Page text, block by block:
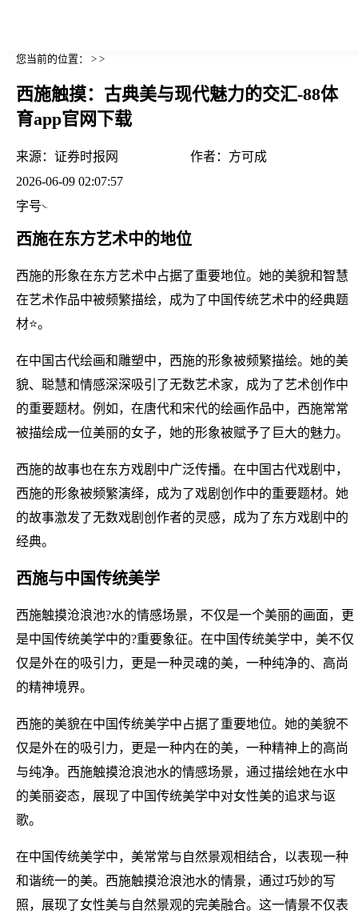
您当前的位置： > >
西施触摸：古典美与现代魅力的交汇-88体
育app官网下载
来源： 证券时报网 作者： 方可成
2026-06-09 02:07:57
字号
西施在东方艺术中的地位
西施的形象在东方艺术中占据了重要地位。她的美貌和智慧
在艺术作品中被频繁描绘，成为了中国传统艺术中的经典题
材⭐。
在中国古代绘画和雕塑中，西施的形象被频繁描绘。她的美
貌、聪慧和情感深深吸引了无数艺术家，成为了艺术创作中
的重要题材。例如，在唐代和宋代的绘画作品中，西施常常
被描绘成一位美丽的女子，她的形象被赋予了巨大的魅力。
西施的故事也在东方戏剧中广泛传播。在中国古代戏剧中，
西施的形象被频繁演绎，成为了戏剧创作中的重要题材。她
的故事激发了无数戏剧创作者的灵感，成为了东方戏剧中的
经典。
西施与中国传统美学
西施触摸沧浪池?水的情感场景，不仅是一个美丽的画面，更
是中国传统美学中的?重要象征。在中国传统美学中，美不仅
仅是外在的吸引力，更是一种灵魂的美，一种纯净的、高尚
的精神境界。
西施的美貌在中国传统美学中占据了重要地位。她的美貌不
仅是外在的吸引力，更是一种内在的美，一种精神上的高尚
与纯净。西施触摸沧浪池水的情感场景，通过描绘她在水中
的美丽姿态，展现了中国传统美学中对女性美的追求与讴
歌。
在中国传统美学中，美常常与自然景观相结合，以表现一种
和谐统一的美。西施触摸沧浪池水的情景，通过巧妙的写
照，展现了女性美与自然景观的完美融合。这一情景不仅表